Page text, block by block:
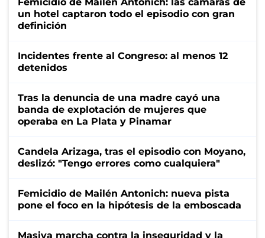
un hotel captaron todo el episodio con gran
definición
Incidentes frente al Congreso: al menos 12
detenidos
Tras la denuncia de una madre cayó una
banda de explotación de mujeres que
operaba en La Plata y Pinamar
Candela Arizaga, tras el episodio con Moyano,
deslizó: "Tengo errores como cualquiera"
Femicidio de Mailén Antonich: nueva pista
pone el foco en la hipótesis de la emboscada
Masiva marcha contra la inseguridad y la